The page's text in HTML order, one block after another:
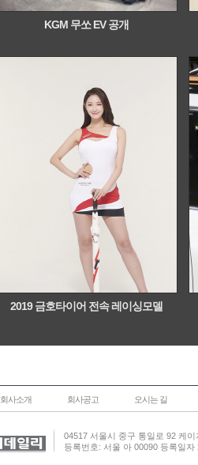
KGM 무쏘 EV 공개
2019 금호타이어 전속 레이싱모델
회사소개 회사공고 오시는 길
04517 서울시 중구 통일로 92 케
등록번호: 서울 아 00090 등록일